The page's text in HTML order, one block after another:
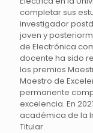
completar sus
investigador
joven y
de Electrónica
docente ha sido
los premios
Maestro de
permanente
excelencia. En
académica de la
Titular.